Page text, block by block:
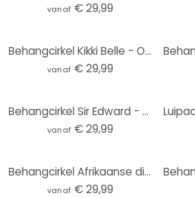
vanaf € 29,99
Behangcirkel Kikki Belle - Ocean Life - vliesbehang/zelfklevend vliesbehang
vanaf € 29,99
Behangcirkel Sir Edward - Magic Flowers - vliesbehang/zelfklevend vliesbehang
vanaf € 29,99
Behangcirkel Afrikaanse dieren in het regenwoud - Kvilis - vliesbehang/zelfklevend vliesbehang
vanaf € 29,99